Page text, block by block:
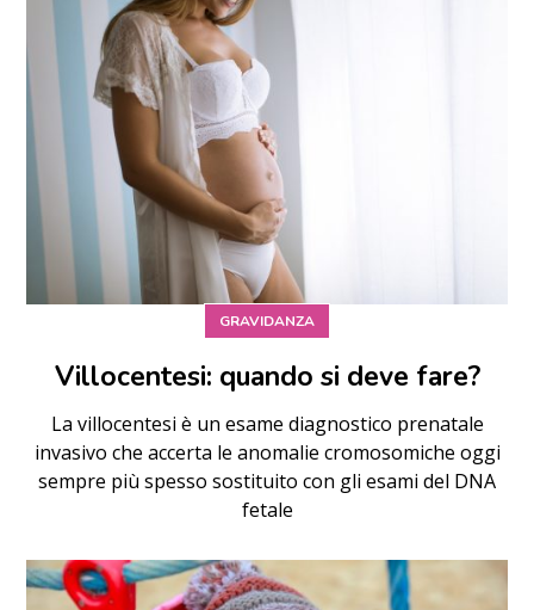
GRAVIDANZA
Villocentesi: quando si deve fare?
La villocentesi è un esame diagnostico prenatale
invasivo che accerta le anomalie cromosomiche oggi
sempre più spesso sostituito con gli esami del DNA
fetale